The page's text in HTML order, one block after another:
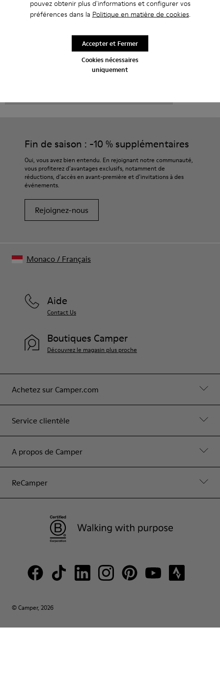
pouvez obtenir plus d'informations et configurer vos
préférences dans la Politique en matière de cookies.
Cookies nécessaires
uniquement
Accepter et Fermer
Chaussures à plateau
À talon
Fin de saison : -10 % supplémentaires
Oui, vous avez bien entendu. En rejoignant notre communauté,
vous profiterez d’avantages exclusifs, notamment de
réductions, d’accès en avant-première et d’invitations à des
événements.
Rejoignez-nous
Achetez sur Camper.com
Service clientèle
A propos de Camper
ReCamper
Aide
Contact Us
Boutiques Camper
Découvrez le magasin plus proche
© Camper, 2026
Monaco/ Français